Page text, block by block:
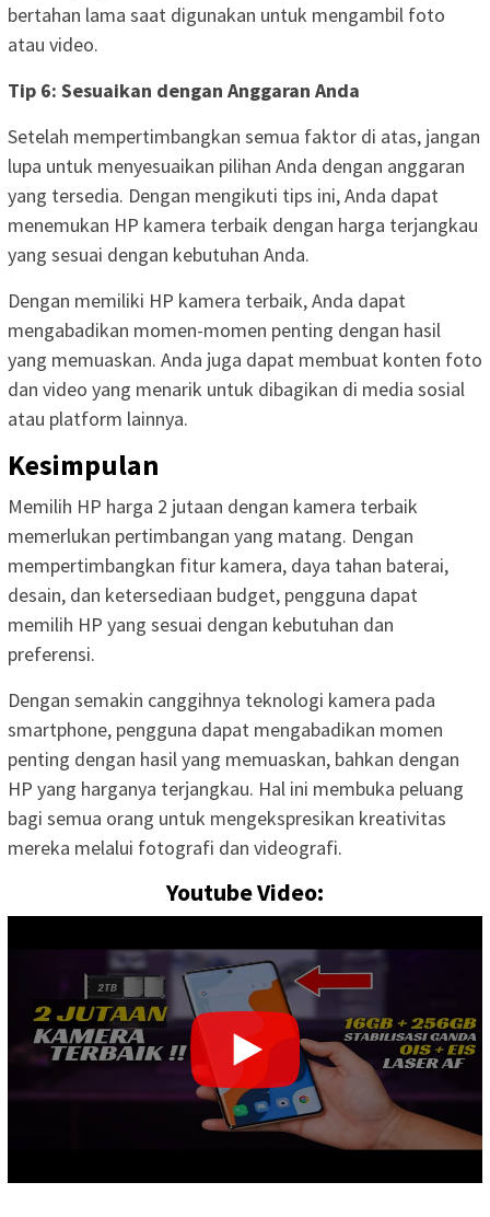
bertahan lama saat digunakan untuk mengambil foto
atau video.
Tip 6: Sesuaikan dengan Anggaran Anda
Setelah mempertimbangkan semua faktor di atas, jangan
lupa untuk menyesuaikan pilihan Anda dengan anggaran
yang tersedia. Dengan mengikuti tips ini, Anda dapat
menemukan HP kamera terbaik dengan harga terjangkau
yang sesuai dengan kebutuhan Anda.
Dengan memiliki HP kamera terbaik, Anda dapat
mengabadikan momen-momen penting dengan hasil
yang memuaskan. Anda juga dapat membuat konten foto
dan video yang menarik untuk dibagikan di media sosial
atau platform lainnya.
Kesimpulan
Memilih HP harga 2 jutaan dengan kamera terbaik
memerlukan pertimbangan yang matang. Dengan
mempertimbangkan fitur kamera, daya tahan baterai,
desain, dan ketersediaan budget, pengguna dapat
memilih HP yang sesuai dengan kebutuhan dan
preferensi.
Dengan semakin canggihnya teknologi kamera pada
smartphone, pengguna dapat mengabadikan momen
penting dengan hasil yang memuaskan, bahkan dengan
HP yang harganya terjangkau. Hal ini membuka peluang
bagi semua orang untuk mengekspresikan kreativitas
mereka melalui fotografi dan videografi.
Youtube Video: